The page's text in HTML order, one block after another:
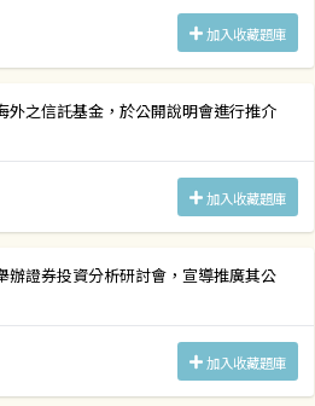
加入收藏題庫
外之信託基金，於公開說明會進行推介
加入收藏題庫
辦證券投資分析研討會，宣導推廣其公
加入收藏題庫